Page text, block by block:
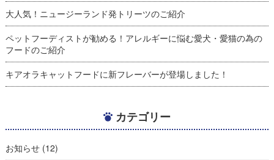
大人気！ニュージーランド発トリーツのご紹介
ペットフーディストが勧める！アレルギーに悩む愛犬・愛猫の為の
フードのご紹介
キアオラキャットフードに新フレーバーが登場しました！
カテゴリー
お知らせ(12)